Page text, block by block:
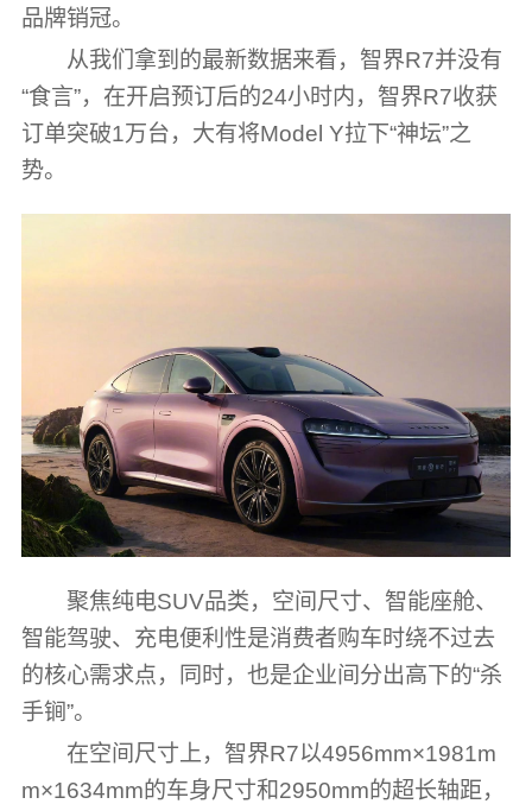
品牌销冠。
从我们拿到的最新数据来看，智界R7并没有
“食言”，在开启预订后的24小时内，智界R7收获
订单突破1万台，大有将Model Y拉下“神坛”之
势。
聚焦纯电SUV品类，空间尺寸、智能座舱、
智能驾驶、充电便利性是消费者购车时绕不过去
的核心需求点，同时，也是企业间分出高下的“杀
手锏”。
在空间尺寸上，智界R7以4956mm×1981m
m×1634mm的车身尺寸和2950mm的超长轴距，